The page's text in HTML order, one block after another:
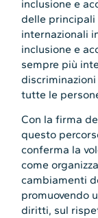
inclusione e
delle principali
internazionali
inclusione e
sempre più
tutte le
Con la firma
questo
conferma la
come
cambiamenti
promuovendo
diritti, sul